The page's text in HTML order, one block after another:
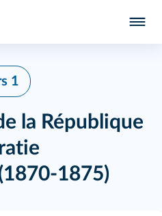
1
la République
1875)